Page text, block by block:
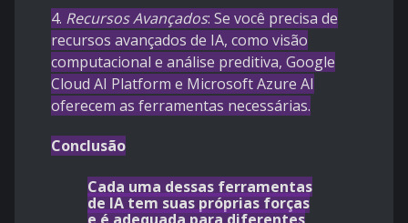
4. Recursos Avançados: Se você precisa de
recursos avançados de IA, como visão
computacional e análise preditiva, Google
Cloud AI Platform e Microsoft Azure AI
oferecem as ferramentas necessárias.
Conclusão
Cada uma dessas ferramentas
de IA tem suas próprias forças